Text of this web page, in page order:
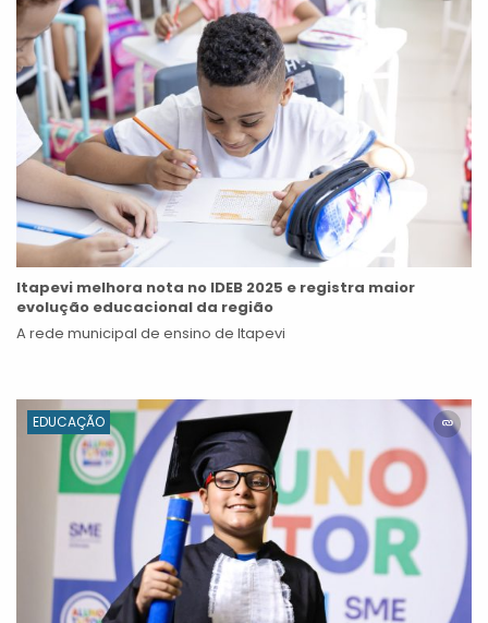
Itapevi melhora nota no IDEB 2025 e registra maior
evolução educacional da região
A rede municipal de ensino de Itapevi
EDUCAÇÃO